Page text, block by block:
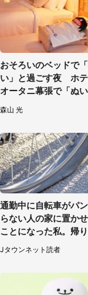
おそろいのベッドで
い」と過ごす夜 ホ
オータニ幕張で「ぬ
ラン」開始【8／8～3
森山 光
通勤中に自転車がパ
らない人の家に置か
ことになった私。帰
行くと、なんと...（東
代女性）
Jタウンネット読者